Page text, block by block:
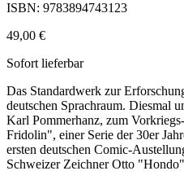
ISBN: 9783894743123
49,00 €
Sofort lieferbar
Das Standardwerk zur
deutschen Sprachraum. Diesmal
Karl Pommerhanz, zum
Fridolin", einer Serie der 30er
ersten deutschen Comic-
Schweizer Zeichner Otto "Hondo"